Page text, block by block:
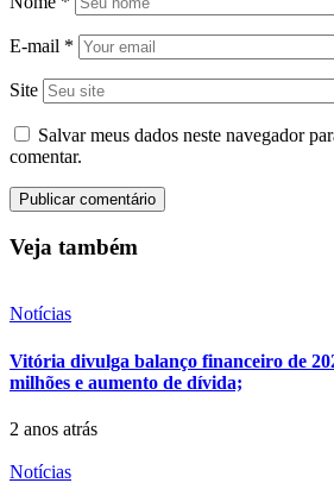
E-mail *
Site
Salvar meus dados neste navegador
comentar.
Veja também
Notícias
Vitória divulga balanço financeiro de
milhões e aumento de dívida;
2 anos atrás
Notícias